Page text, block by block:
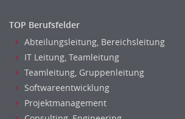
TOP Berufsfelder
Abteilungsleitung, Bereichsleitung
IT Leitung, Teamleitung
Teamleitung, Gruppenleitung
Softwareentwicklung
Projektmanagement